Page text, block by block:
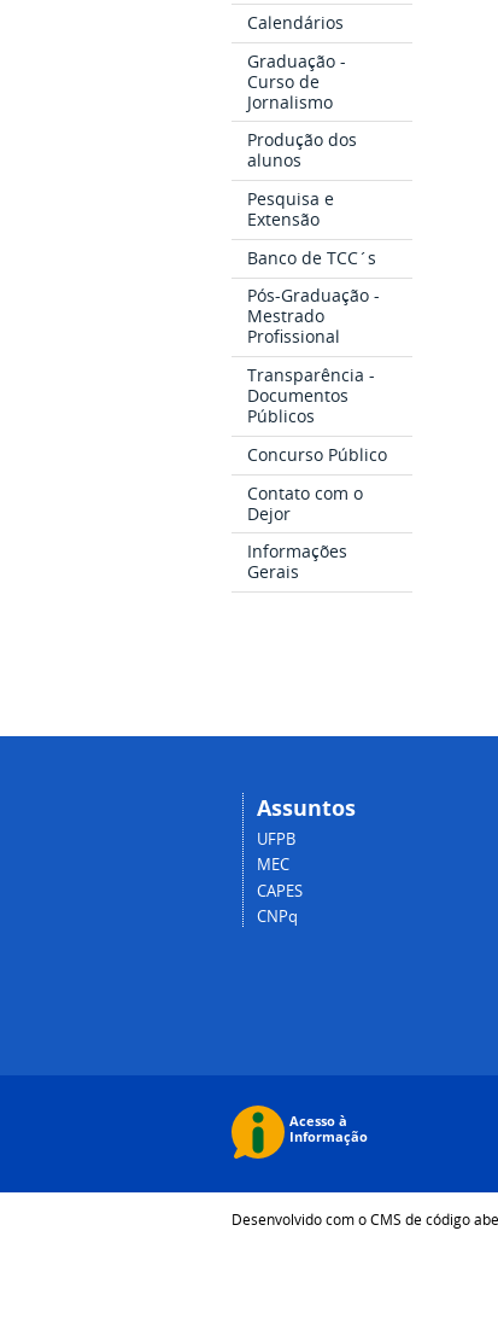
Calendários
Graduação -
Curso de
Jornalismo
Produção dos
alunos
Pesquisa e
Extensão
Banco de TCC´s
Pós-Graduação -
Mestrado
Profissional
Transparência -
Documentos
Públicos
Concurso Público
Contato com o
Dejor
Informações
Gerais
Assuntos
UFPB
MEC
CAPES
CNPq
Desenvolvido com o CMS de código